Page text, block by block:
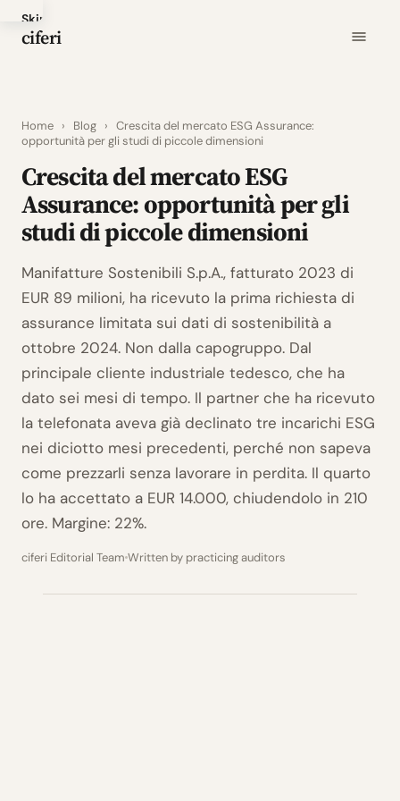
Skip
to
ciferi
Home › Blog › Crescita del mercato ESG Assurance:
opportunità per gli studi di piccole dimensioni
Crescita del mercato ESG
Assurance: opportunità per gli
studi di piccole dimensioni
Manifatture Sostenibili S.p.A., fatturato 2023 di
EUR 89 milioni, ha ricevuto la prima richiesta di
assurance limitata sui dati di sostenibilità a
ottobre 2024. Non dalla capogruppo. Dal
principale cliente industriale tedesco, che ha
dato sei mesi di tempo. Il partner che ha ricevuto
la telefonata aveva già declinato tre incarichi ESG
nei diciotto mesi precedenti, perché non sapeva
come prezzarli senza lavorare in perdita. Il quarto
lo ha accettato a EUR 14.000, chiudendolo in 210
ore. Margine: 22%.
ciferi Editorial Team Written by practicing auditors